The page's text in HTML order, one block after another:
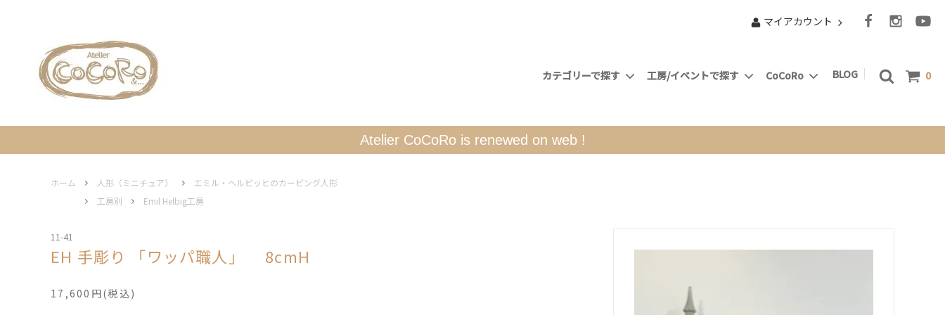
マイアカウント
0
カテゴリーで探す
人形（ミニチュア） 人形（煙だし） 人形（くるみ割り） マーケットスタンド
家 木と花 ライフェンドレーエン 動物たち
フレーム / ディスプレイ ステージ 灯り
工房/イベントで探す
工房別 イベント別 CoCoRo博物館
CoCoRo
ギフト包装について 営業日について 配送について
小部屋で”Something New” Ｃ’sClub
BLOG
Atelier CoCoRo is renewed on web !
ホーム 人形（ミニチュア）
エミル・ヘルビッヒのカービング人形
工房別
Emil Helbig工房
11-41
EH 手彫り 「ワッパ職人」 8cmH
17,600円(税込)